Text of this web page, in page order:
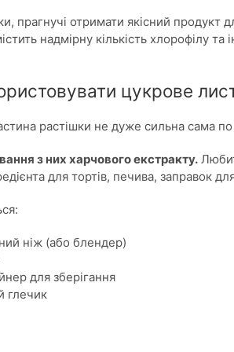
прагнучі отримати якісний продукт
надмірну кількість хлорофілу
цукрове
растішки не дуже сильна сама по
з них харчового екстракту.
для тортів, печива, заправок
ніж (або блендер)
для зберігання
глечик